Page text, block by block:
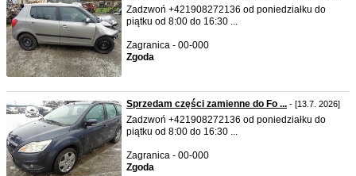
Zadzwoń +421908272136 od poniedziałku do
piątku od 8:00 do 16:30 ...
Zagranica - 00-000
Zgoda
Sprzedam części zamienne do Fo ... - [13.7. 2026]
Zadzwoń +421908272136 od poniedziałku do
piątku od 8:00 do 16:30 ...
Zagranica - 00-000
Zgoda